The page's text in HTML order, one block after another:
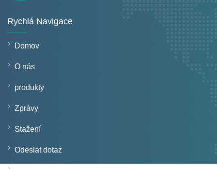
Rychlá Navigace
Domov
O nás
produkty
Zprávy
Stažení
Odeslat dotaz